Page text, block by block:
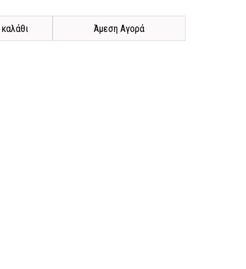
Άμεση Αγορά